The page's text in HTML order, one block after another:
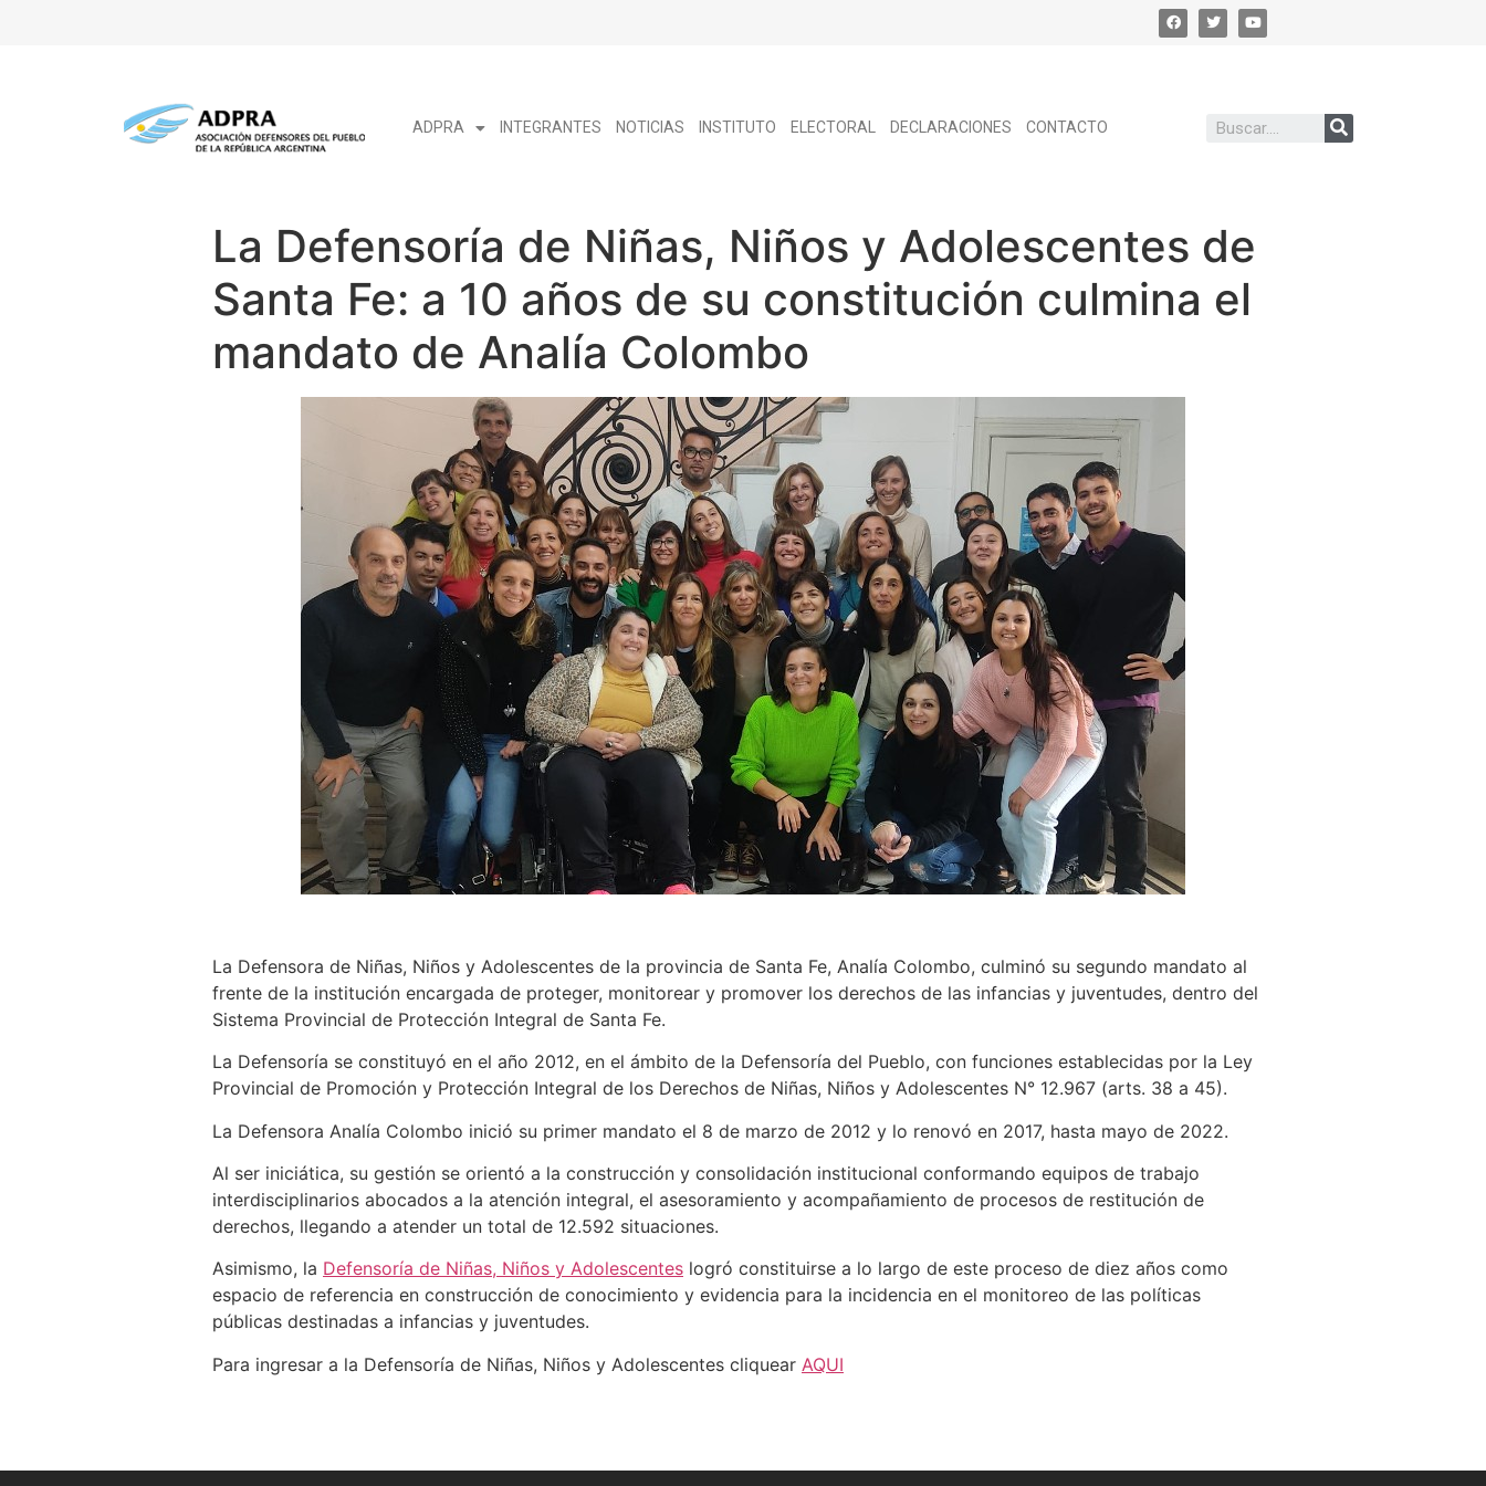
ADPRA INTEGRANTES NOTICIAS INSTITUTO ELECTORAL DECLARACIONES CONTACTO
La Defensoría de Niñas, Niños y Adolescentes de
Santa Fe: a 10 años de su constitución culmina el
mandato de Analía Colombo
La Defensora de Niñas, Niños y Adolescentes de la provincia de Santa Fe, Analía Colombo, culminó su segundo mandato al
frente de la institución encargada de proteger, monitorear y promover los derechos de las infancias y juventudes, dentro del
Sistema Provincial de Protección Integral de Santa Fe.
La Defensoría se constituyó en el año 2012, en el ámbito de la Defensoría del Pueblo, con funciones establecidas por la Ley
Provincial de Promoción y Protección Integral de los Derechos de Niñas, Niños y Adolescentes N° 12.967 (arts. 38 a 45).
La Defensora Analía Colombo inició su primer mandato el 8 de marzo de 2012 y lo renovó en 2017, hasta mayo de 2022.
Al ser iniciática, su gestión se orientó a la construcción y consolidación institucional conformando equipos de trabajo
interdisciplinarios abocados a la atención integral, el asesoramiento y acompañamiento de procesos de restitución de
derechos, llegando a atender un total de 12.592 situaciones.
Asimismo, la Defensoría de Niñas, Niños y Adolescentes logró constituirse a lo largo de este proceso de diez años como
espacio de referencia en construcción de conocimiento y evidencia para la incidencia en el monitoreo de las políticas
públicas destinadas a infancias y juventudes.
Para ingresar a la Defensoría de Niñas, Niños y Adolescentes cliquear AQUI